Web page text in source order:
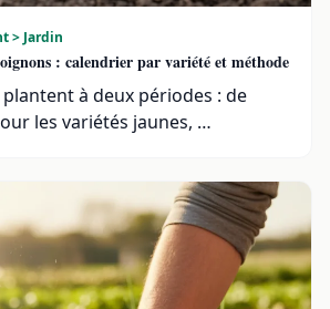
> Jardin
: calendrier par variété et méthode
à deux périodes : de
les variétés jaunes, …